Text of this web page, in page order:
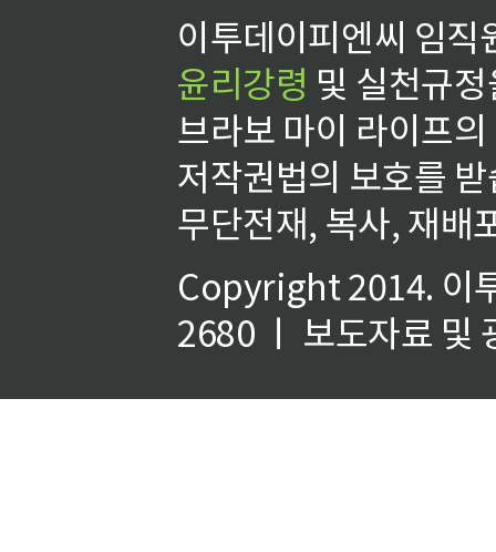
이투데이피엔씨 임
윤리강령 및 실천규
브라보 마이 라이프
저작권법의 보호를
무단전재, 복사, 재배
Copyright 2014. 이
2680 ㅣ 보도자료